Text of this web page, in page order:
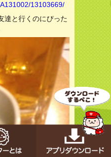
13103669/
達と行くのにぴった
お店をチェック